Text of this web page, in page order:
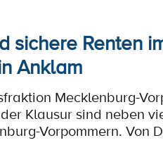
sichere Renten
Anklam
Mecklenburg-
Klausur sind neben
Vorpommern. Von